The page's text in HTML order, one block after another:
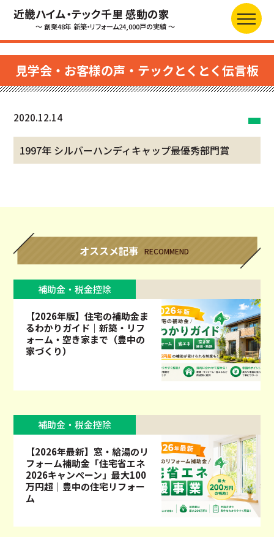
近畿ハイム・テック千里 感動の家
～ 創業48年 新築・リフォーム24,000戸の実績 ～
見学会・お客様の声・テックとくとく伝言板
2020.12.14
1997年 シルバーハンディキャップ最優秀部門賞
オススメ記事 RECOMMEND
補助金・税金控除
【2026年版】住宅の補助金ま
るわかりガイド｜新築・リフ
ォーム・空き家まで（豊中の
家づくり）
補助金・税金控除
【2026年最新】窓・給湯のリ
フォーム補助金「住宅省エネ
2026キャンペーン」最大100
万円超｜豊中の住宅リフォー
ム